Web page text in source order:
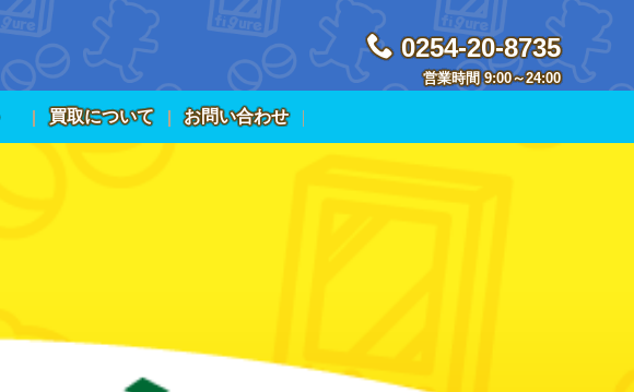
0254-20-8735
営業時間 9:00～24:00
買取について お問い合わせ